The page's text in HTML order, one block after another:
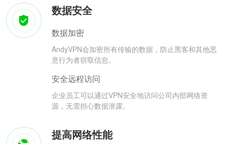
数据安全
数据加密
AndyVPN会加密所有传输的数据，防止黑客和其他恶
意行为者窃取信息。
安全远程访问
企业员工可以通过VPN安全地访问公司内部网络资
源，无需担心数据泄露。
提高网络性能